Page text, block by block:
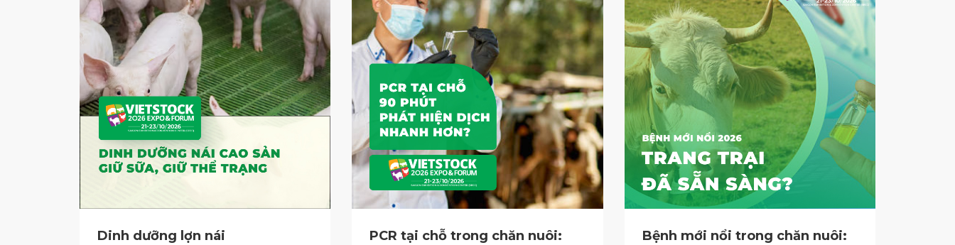
Dinh dưỡng lợn nái
PCR tại chỗ trong chăn nuôi:
Bệnh mới nổi trong chăn nuôi: